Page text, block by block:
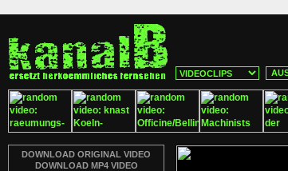
DOWNLOAD ORIGINAL VIDEO
DOWNLOAD MP4 VIDEO